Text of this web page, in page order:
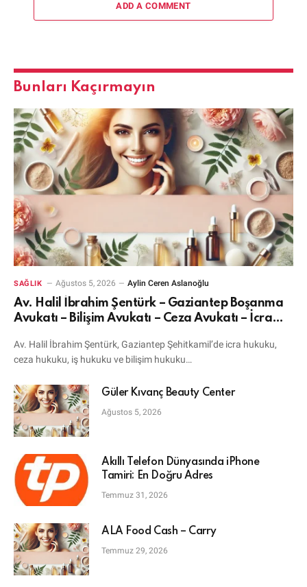
ADD A COMMENT
Bunları Kaçırmayın
SAĞLIK Ağustos 5, 2026 Aylin Ceren Aslanoğlu
Av. Halil İbrahim Şentürk – Gaziantep Boşanma
Avukatı – Bilişim Avukatı – Ceza Avukatı – İcra
Av. Halil İbrahim Şentürk, Gaziantep Şehitkamil’de icra hukuku,
ceza hukuku, iş hukuku ve bilişim hukuku…
Güler Kıvanç Beauty Center
Ağustos 5, 2026
Akıllı Telefon Dünyasında iPhone
Tamiri: En Doğru Adres
Temmuz 31, 2026
ALA Food Cash – Carry
Temmuz 29, 2026